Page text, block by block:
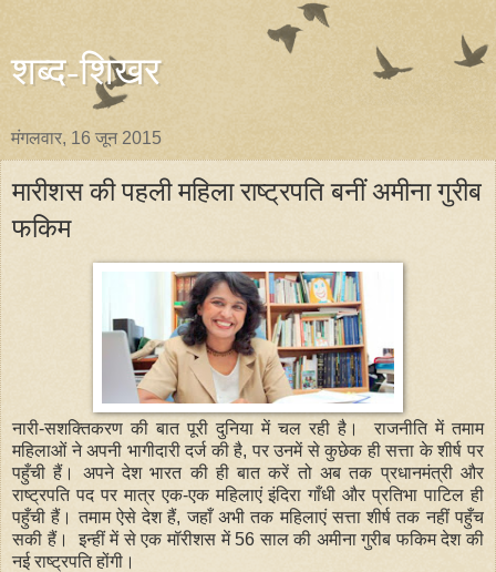
शब्द-शिखर
मंगलवार, 16 जून 2015
मारीशस की पहली महिला राष्ट्रपति बनीं अमीना गुरीब
फकिम
नारी-सशक्तिकरण की बात पूरी दुनिया में चल रही है। राजनीति में तमाम
महिलाओं ने अपनी भागीदारी दर्ज की है, पर उनमें से कुछेक ही सत्ता के शीर्ष पर
पहुँची हैं। अपने देश भारत की ही बात करें तो अब तक प्रधानमंत्री और
राष्ट्रपति पद पर मात्र एक-एक महिलाएं इंदिरा गाँधी और प्रतिभा पाटिल ही
पहुँची हैं। तमाम ऐसे देश हैं, जहाँ अभी तक महिलाएं सत्ता शीर्ष तक नहीं पहुँच
सकी हैं। इन्हीं में से एक मॉरीशस में 56 साल की अमीना गुरीब फकिम देश की
नई राष्ट्रपति होंगी।